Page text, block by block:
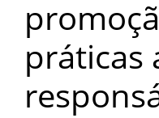
práticas